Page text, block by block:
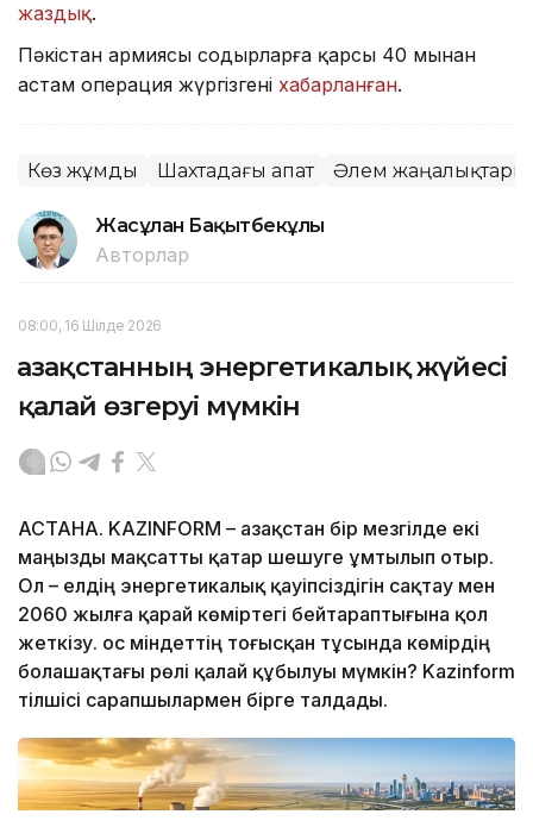
жаздық.
Пәкістан армиясы содырларға қарсы 40 мыңнан
астам операция жүргізгені хабарланған.
Көз жұмды Шахтадағы апат Әлем жаңалықтары
Жасұлан Бақытбекұлы
Авторлар
08:00, 16 Шілде 2026
Қазақстанның энергетикалық жүйесі
қалай өзгеруі мүмкін
АСТАНА. KAZINFORM – Қазақстан бір мезгілде екі
маңызды мақсатты қатар шешуге ұмтылып отыр.
Ол – елдің энергетикалық қауіпсіздігін сақтау мен
2060 жылға қарай көміртегі бейтараптығына қол
жеткізу. Қос міндеттің тоғысқан тұсында көмірдің
болашақтағы рөлі қалай құбылуы мүмкін? Kazinform
тілшісі сарапшылармен бірге талдады.